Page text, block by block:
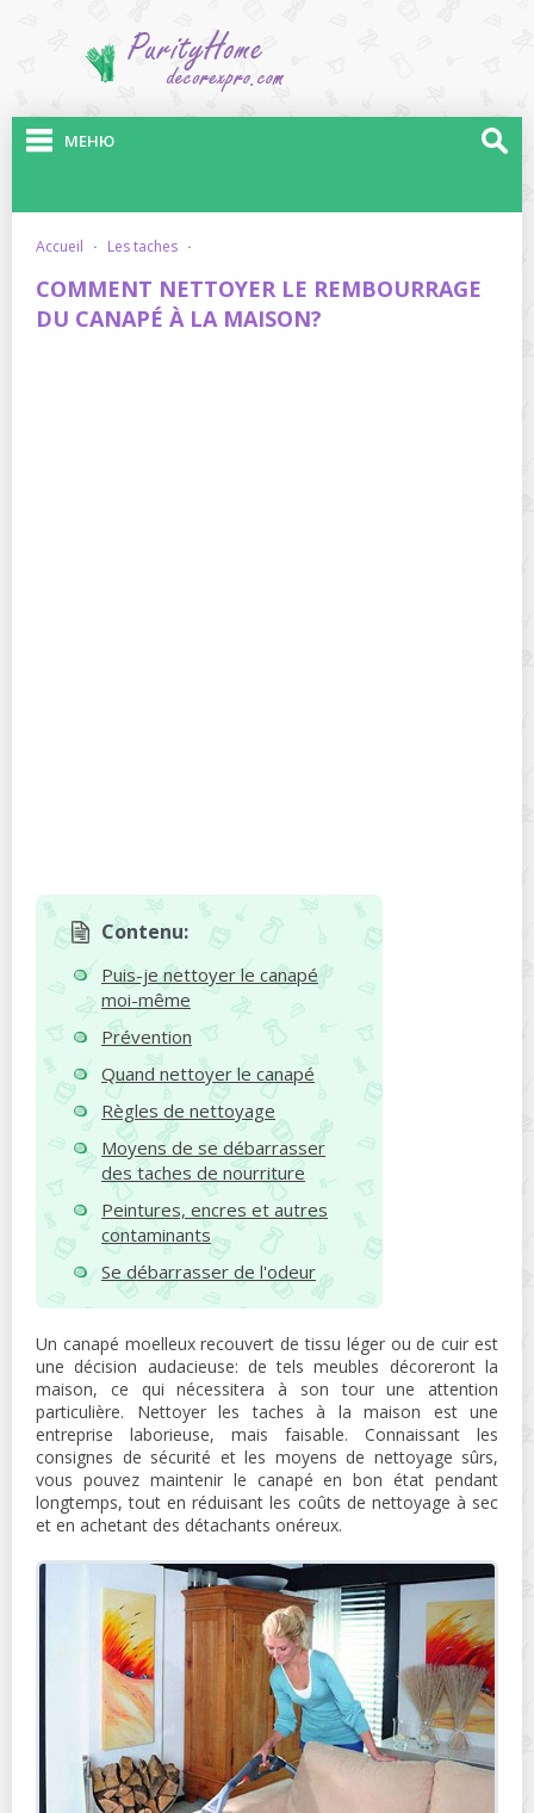
МЕНЮ
accueil · les taches ·
COMMENT NETTOYER LE REMBOURRAGE
DU CANAPÉ À LA MAISON?
Contenu:
Puis-je nettoyer le canapé
moi-même
Prévention
Quand nettoyer le canapé
Règles de nettoyage
Moyens de se débarrasser
des taches de nourriture
Peintures, encres et autres
contaminants
Se débarrasser de l'odeur
Un canapé moelleux recouvert de tissu léger ou de cuir est
une décision audacieuse: de tels meubles décoreront la
maison, ce qui nécessitera à son tour une attention
particulière. Nettoyer les taches à la maison est une
entreprise laborieuse, mais faisable. Connaissant les
consignes de sécurité et les moyens de nettoyage sûrs,
vous pouvez maintenir le canapé en bon état pendant
longtemps, tout en réduisant les coûts de nettoyage à sec
et en achetant des détachants onéreux.